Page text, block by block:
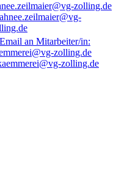
zolling.de